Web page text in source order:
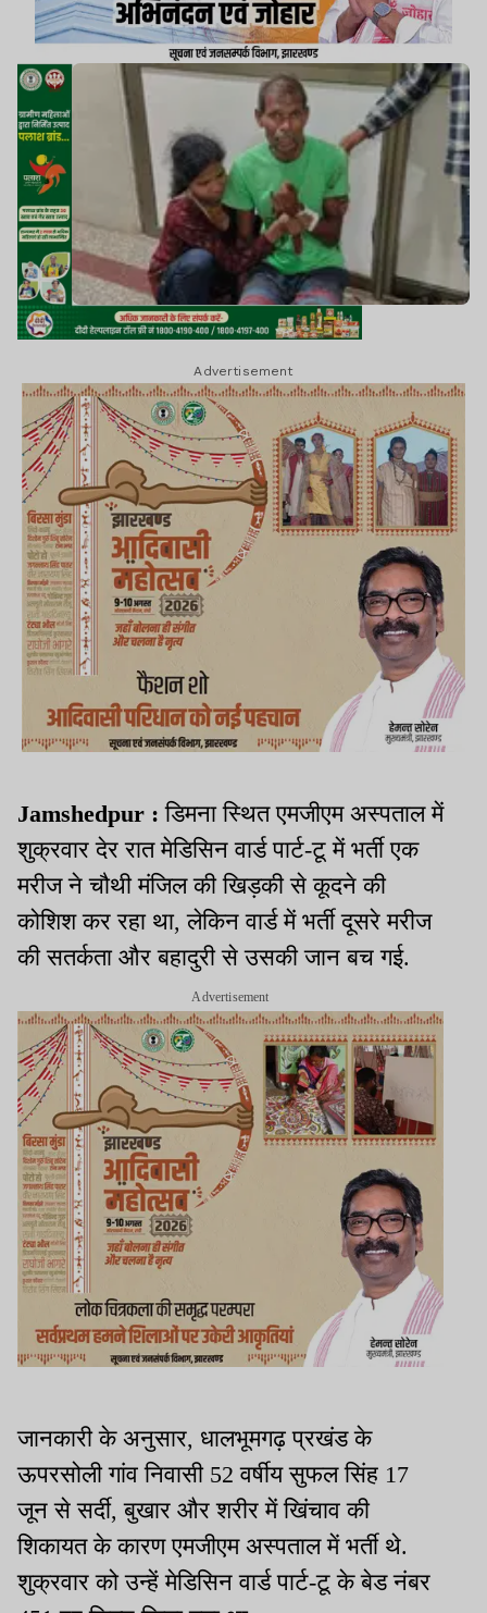
Advertisement
Jamshedpur :डिमना स्थित एमजीएम अस्पताल में
शुक्रवार देर रात मेडिसिन वार्ड पार्ट-टू में भर्ती एक
मरीज ने चौथी मंजिल की खिड़की से कूदने की
कोशिश कर रहा था, लेकिन वार्ड में भर्ती दूसरे मरीज
की सतर्कता और बहादुरी से उसकी जान बच गई.
Advertisement
जानकारी के अनुसार, धालभूमगढ़ प्रखंड के
ऊपरसोली गांव निवासी 52 वर्षीय सुफल सिंह 17
जून से सर्दी, बुखार और शरीर में खिंचाव की
शिकायत के कारण एमजीएम अस्पताल में भर्ती थे.
शुक्रवार को उन्हें मेडिसिन वार्ड पार्ट-टू के बेड नंबर